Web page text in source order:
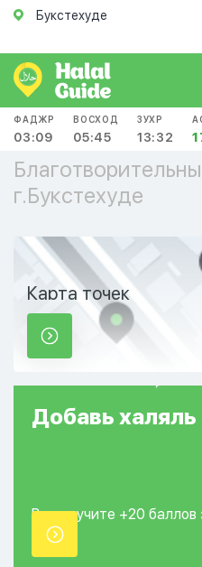
Букстехуде
ФАДЖР
03:09
ВОСХОД
05:45
ЗУХР
13:32
г.Букстехуде
Карта точек
Добавь халяль
Вы получите +20 баллов
точки.